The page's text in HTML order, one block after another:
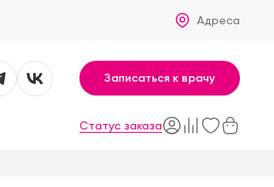
Адреса
Записаться к врачу
Статус заказа